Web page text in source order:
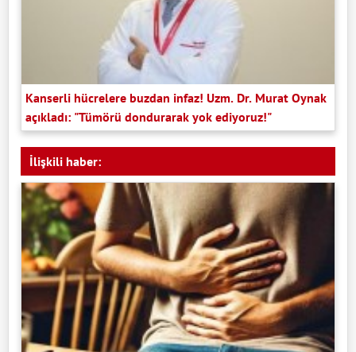
Kanserli hücrelere buzdan infaz! Uzm. Dr. Murat Oynak
açıkladı: "Tümörü dondurarak yok ediyoruz!"
İlişkili haber: